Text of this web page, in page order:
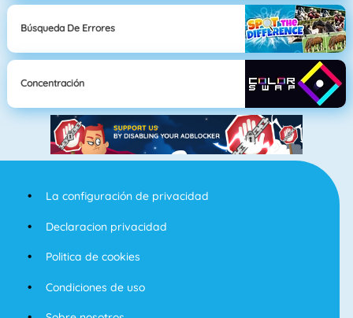
Búsqueda De Errores
Concentración
La configuración de privacidad
Declaracion privacidad
Politica de cookies
Condiciones de uso